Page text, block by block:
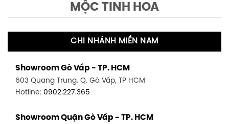
MỘC TINH HOA
CHI NHÁNH MIỀN NAM
Showroom Gò Vấp - TP. HCM
603 Quang Trung, Q. Gò Vấp, TP HCM
Hotline: 0902.227.365
Showroom Quận Gò Vấp - TP. HCM